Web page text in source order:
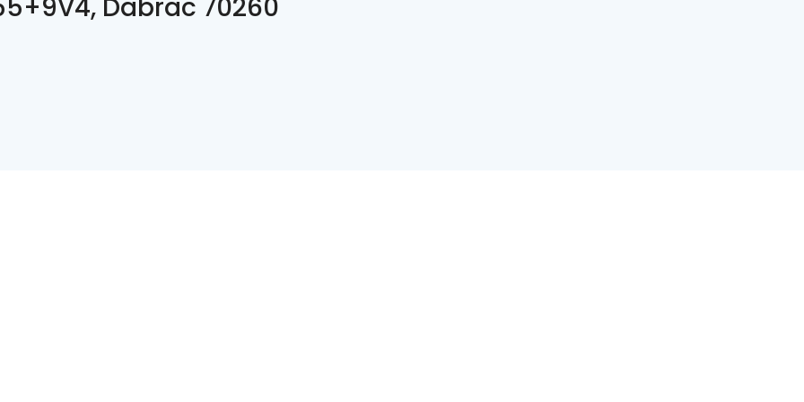
Dabrac 70260